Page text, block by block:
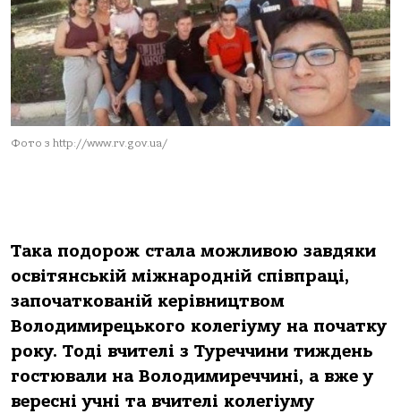
Фото з http://www.rv.gov.ua/
Така подорож стала можливою завдяки
освітянській міжнародній співпраці,
започаткованій керівництвом
Володимирецького колегіуму на початку
року. Тоді вчителі з Туреччини тиждень
гостювали на Володимиреччині, а вже у
вересні учні та вчителі колегіуму